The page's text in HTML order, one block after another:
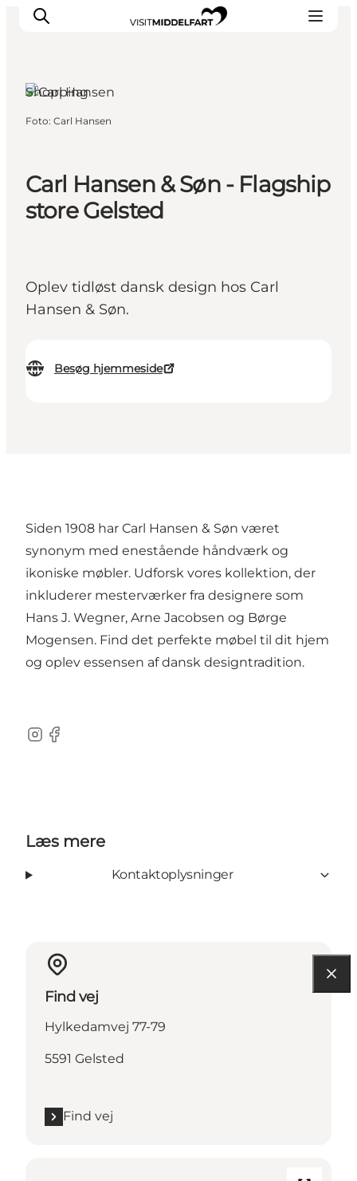
Overnatning
Det Sker
Book oplevelse
Carl Hansen & Søn - Flagship
store Gelsted
Oplev tidløst dansk design hos Carl
Hansen & Søn.
Besøg hjemmeside
Shopping
Foto: Carl Hansen
Siden 1908 har Carl Hansen & Søn været
synonym med enestående håndværk og
ikoniske møbler. Udforsk vores kollektion, der
inkluderer mesterværker fra designere som
Hans J. Wegner, Arne Jacobsen og Børge
Mogensen. Find det perfekte møbel til dit hjem
og oplev essensen af dansk designtradition.
Instagram
Facebook
Læs mere
Kontaktoplysninger
Find vej
Hylkedamvej 77-79
5591 Gelsted
Find vej